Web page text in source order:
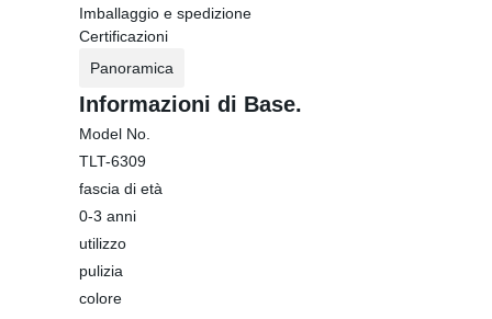
Imballaggio e spedizione
Certificazioni
Panoramica
Informazioni di Base.
Model No.
TLT-6309
fascia di età
0-3 anni
utilizzo
pulizia
colore